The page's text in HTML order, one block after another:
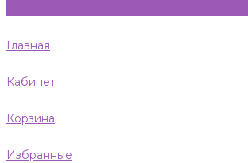
Главная
Кабинет
Корзина
Избранные